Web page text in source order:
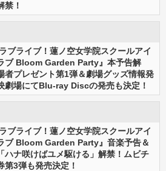
禁！
ラブライブ！蓮ノ空女学院スクールアイ
ブ Bloom Garden Party』本予告解
者プレゼント第1弾＆劇場グッズ情報発
劇場にてBlu-ray Discの発売も決定！
ラブライブ！蓮ノ空女学院スクールアイ
ブ Bloom Garden Party』音楽予告＆
ハナ咲けばユメ駆ける」解禁！ムビチ
第3弾も発売決定！